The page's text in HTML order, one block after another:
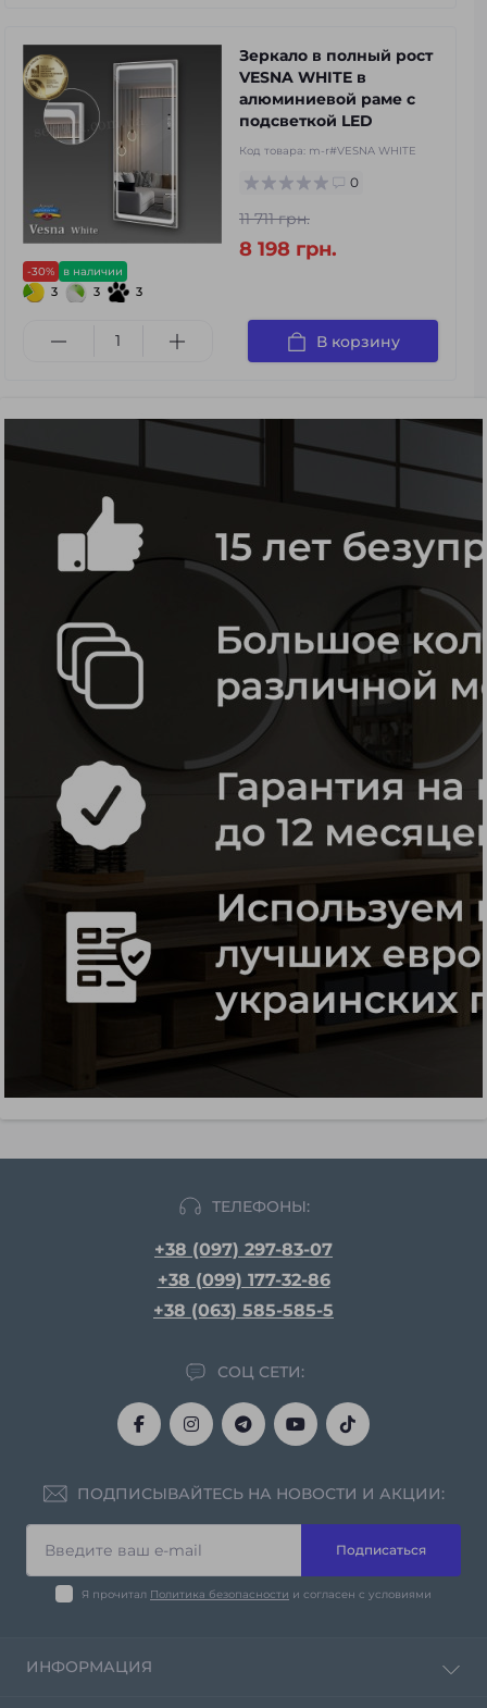
-30% в наличии
3 3 3
Зеркало в полный рост
VESNA WHITE в
алюминиевой раме с
подсветкой LED
Код товара: m-r#VESNA WHITE
0
11 711 грн.
8 198 грн.
В корзину
ТЕЛЕФОНЫ:
+38 (097) 297-83-07
+38 (099) 177-32-86
+38 (063) 585-585-5
СОЦ СЕТИ:
ПОДПИСЫВАЙТЕСЬ НА НОВОСТИ И АКЦИИ:
Подписаться
Я прочитал Политика безопасности и согласен с условиями
ИНФОРМАЦИЯ